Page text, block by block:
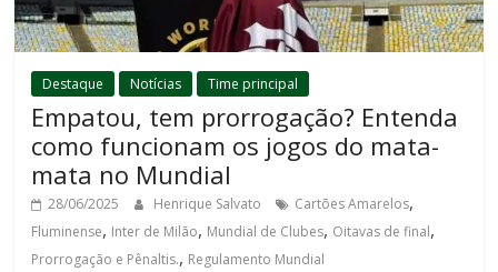
Destaque Notícias Time principal
Empatou, tem prorrogação? Entenda
como funcionam os jogos do mata-
mata no Mundial
28/06/2025 Henrique Salvato Cartões Amarelos,
Fluminense, Inter de Milão, Mundial de Clubes, Oitavas de final,
Prorrogação e Pênaltis., Regulamento Mundial